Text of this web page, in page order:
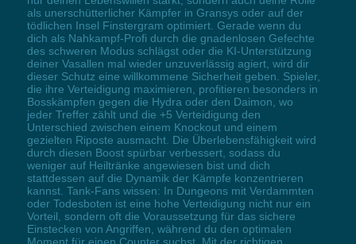
als unerschütterlicher Kämpfer in Gransys oder auf der
tödlichen Insel Finstergram optimiert. Gerade wenn du
dich als Nahkampf-Profi durch die gnadenlosen Gefechte
des schweren Modus schlägst oder die KI-Unterstützung
deiner Vasallen mal wieder unzuverlässig agiert, wird dir
dieser Schutz eine willkommene Sicherheit geben. Spieler,
die ihre Verteidigung maximieren, profitieren besonders in
Bosskämpfen gegen die Hydra oder den Daimon, wo
jeder Treffer zählt und die +5 Verteidigung den
Unterschied zwischen einem Knockout und einem
gezielten Riposte ausmacht. Die Überlebensfähigkeit wird
durch diesen Boost spürbar verbessert, sodass du
weniger auf Heiltränke angewiesen bist und dich
stattdessen auf die Dynamik der Kämpfe konzentrieren
kannst. Tank-Fans wissen: In Dungeons mit Verdammten
oder Todesboten ist eine hohe Verteidigung nicht nur ein
Vorteil, sondern oft die Voraussetzung für das sichere
Einstecken von Angriffen, während du den optimalen
Moment für einen Counter suchst. Mit der richtigen